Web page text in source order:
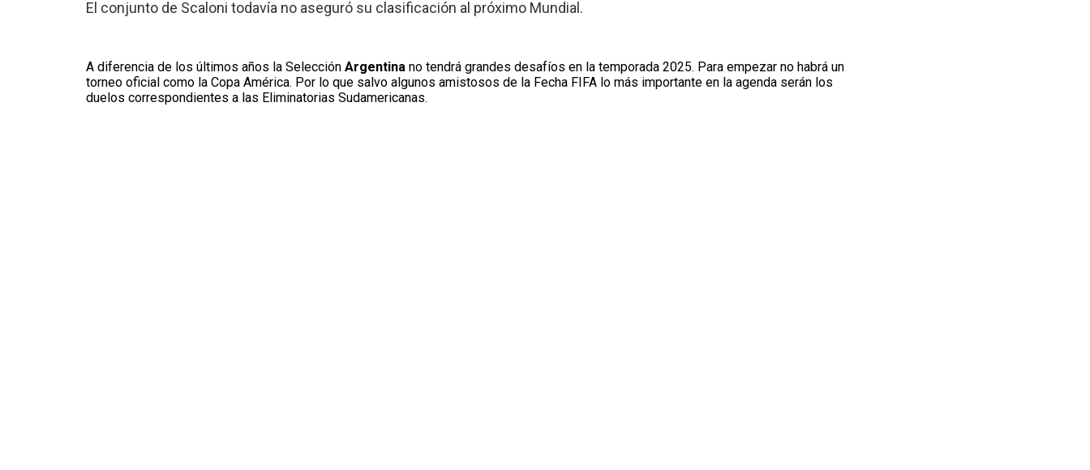
El conjunto de Scaloni todavía no aseguró su clasificación al próximo Mundial.
A diferencia de los últimos años la SelecciónArgentina no tendrá grandes desafíos en la temporada 2025. Para empezar no habrá un
torneo oficial como la Copa América. Por lo que salvo algunos amistosos de la Fecha FIFA lo más importante en la agenda serán los
duelos correspondientes a las Eliminatorias Sudamericanas.